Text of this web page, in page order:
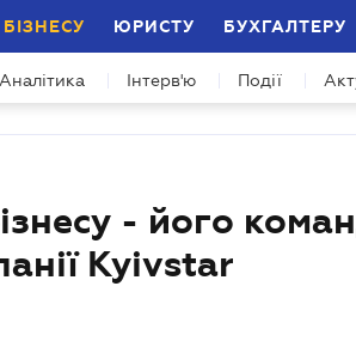
БІЗНЕСУ ЮРИСТУ БУХГАЛТЕРУ
Аналітика Інтерв'ю Події
- його
Kyivstar